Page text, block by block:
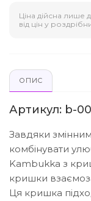
Ціна дійсна лише
від цін у
ОПИС
Артикул: b-
Завдяки
комбінувати
Kambukka з
кришки
Ця кришка